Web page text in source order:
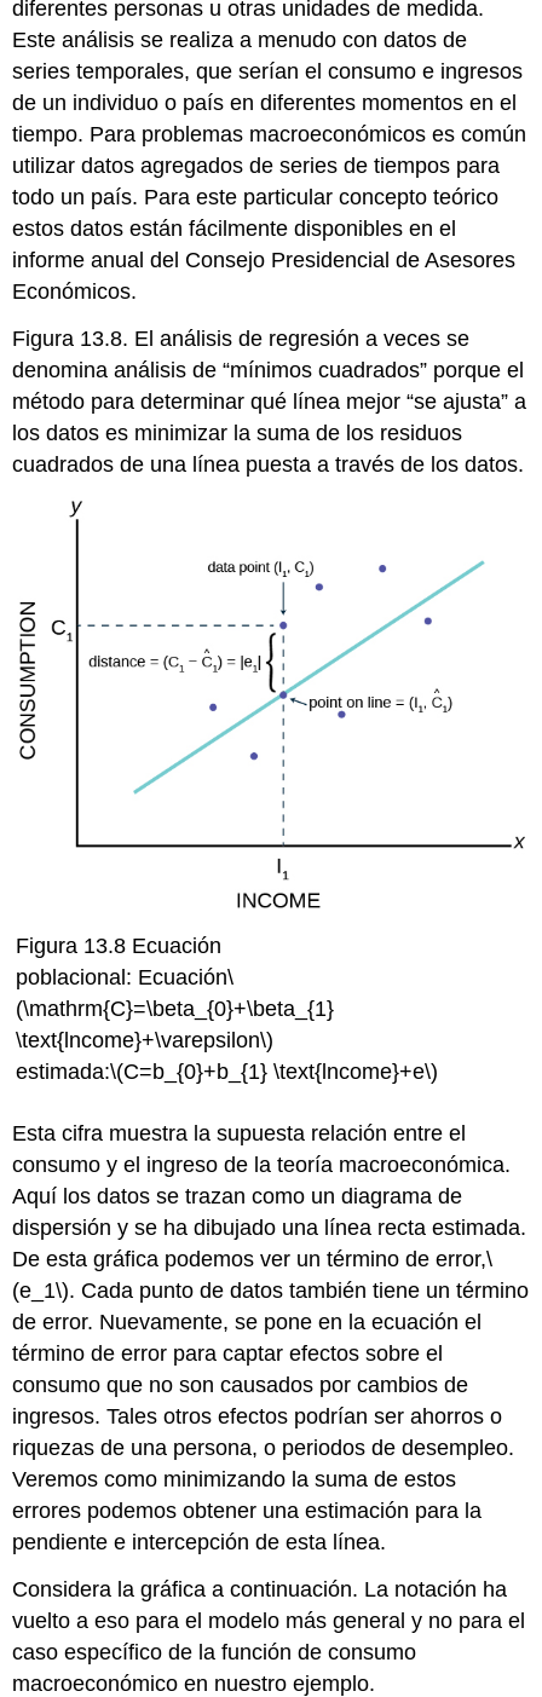
diferentes personas u otras unidades de medida.
Este análisis se realiza a menudo con datos de
series temporales, que serían el consumo e ingresos
de un individuo o país en diferentes momentos en el
tiempo. Para problemas macroeconómicos es común
utilizar datos agregados de series de tiempos para
todo un país. Para este particular concepto teórico
estos datos están fácilmente disponibles en el
informe anual del Consejo Presidencial de Asesores
Económicos.
Figura 13.8. El análisis de regresión a veces se
denomina análisis de “mínimos cuadrados” porque el
método para determinar qué línea mejor “se ajusta” a
los datos es minimizar la suma de los residuos
cuadrados de una línea puesta a través de los datos.
Figura 13.8 Ecuación
poblacional: Ecuación\
(\mathrm{C}=\beta_{0}+\beta_{1}
\text{lncome}+\varepsilon\)
estimada:\(C=b_{0}+b_{1} \text{lncome}+e\)
Esta cifra muestra la supuesta relación entre el
consumo y el ingreso de la teoría macroeconómica.
Aquí los datos se trazan como un diagrama de
dispersión y se ha dibujado una línea recta estimada.
De esta gráfica podemos ver un término de error,\
(e_1\). Cada punto de datos también tiene un término
de error. Nuevamente, se pone en la ecuación el
término de error para captar efectos sobre el
consumo que no son causados por cambios de
ingresos. Tales otros efectos podrían ser ahorros o
riquezas de una persona, o periodos de desempleo.
Veremos como minimizando la suma de estos
errores podemos obtener una estimación para la
pendiente e intercepción de esta línea.
Considera la gráfica a continuación. La notación ha
vuelto a eso para el modelo más general y no para el
caso específico de la función de consumo
macroeconómico en nuestro ejemplo.